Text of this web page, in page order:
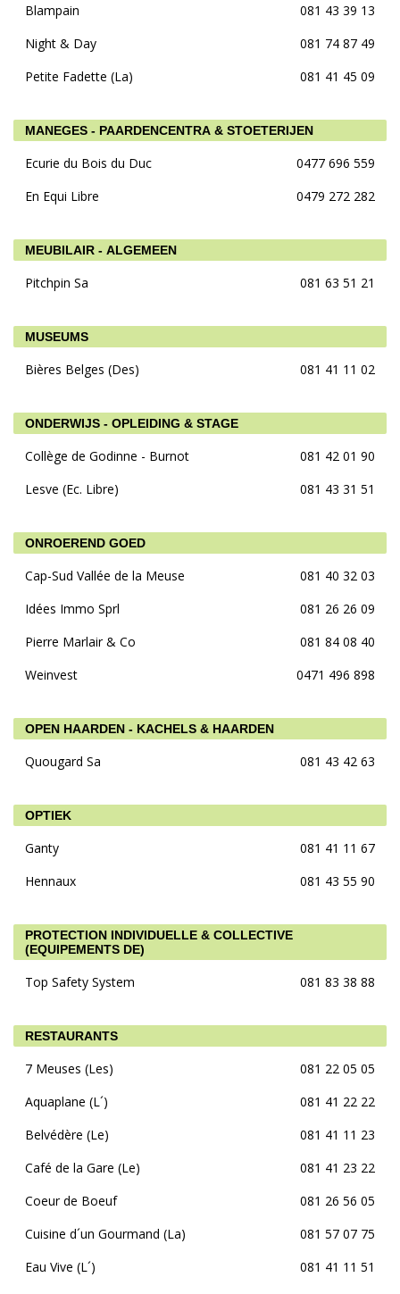
Blampain
081 43 39 13
Night & Day
081 74 87 49
Petite Fadette (La)
081 41 45 09
MANEGES - PAARDENCENTRA & STOETERIJEN
Ecurie du Bois du Duc
0477 696 559
En Equi Libre
0479 272 282
MEUBILAIR - ALGEMEEN
Pitchpin Sa 081 63 51 21
MUSEUMS
Bières Belges (Des) 081 41 11 02
ONDERWIJS - OPLEIDING & STAGE
Collège de Godinne - Burnot
081 42 01 90
Lesve (Ec. Libre)
081 43 31 51
ONROEREND GOED
Cap-Sud Vallée de la Meuse
081 40 32 03
Idées Immo Sprl
081 26 26 09
Pierre Marlair & Co
081 84 08 40
Weinvest
0471 496 898
OPEN HAARDEN - KACHELS & HAARDEN
Quougard Sa 081 43 42 63
OPTIEK
Ganty
081 41 11 67
Hennaux
081 43 55 90
PROTECTION INDIVIDUELLE & COLLECTIVE
(EQUIPEMENTS DE)
Top Safety System 081 83 38 88
RESTAURANTS
7 Meuses (Les)
081 22 05 05
Aquaplane (L´)
081 41 22 22
Belvédère (Le)
081 41 11 23
Café de la Gare (Le)
081 41 23 22
Coeur de Boeuf
081 26 56 05
Cuisine d´un Gourmand (La)
081 57 07 75
Eau Vive (L´)
081 41 11 51